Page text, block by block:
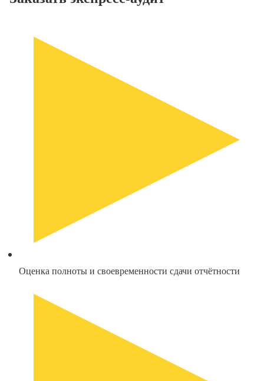
Оценка полноты и своевременности сдачи отчётности